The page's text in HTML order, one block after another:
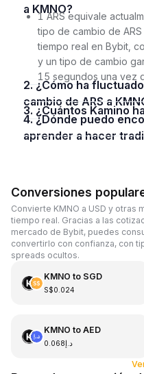
a KMNO?
1 ARS equivale
tipo de cambio de
tiempo real en Bybit,
y un tipo de cambio
15 segundos una vez
2. ¿Cómo ha fluctuado en 24 horas el tipo de
cambio de ARS a
3. ¿Cuántos Kamino
4. ¿Dónde puedo encontrar recursos para
aprender a hacer
Conversiones
Convierte KMNO a USD y otras
tiempo real. Gracias a las
mercado de Bybit, puedes
convertirlo con confianza, con
spreads ocultos.
KMNO to SGD
S$0.024
KMNO to AED
د.إ0.068